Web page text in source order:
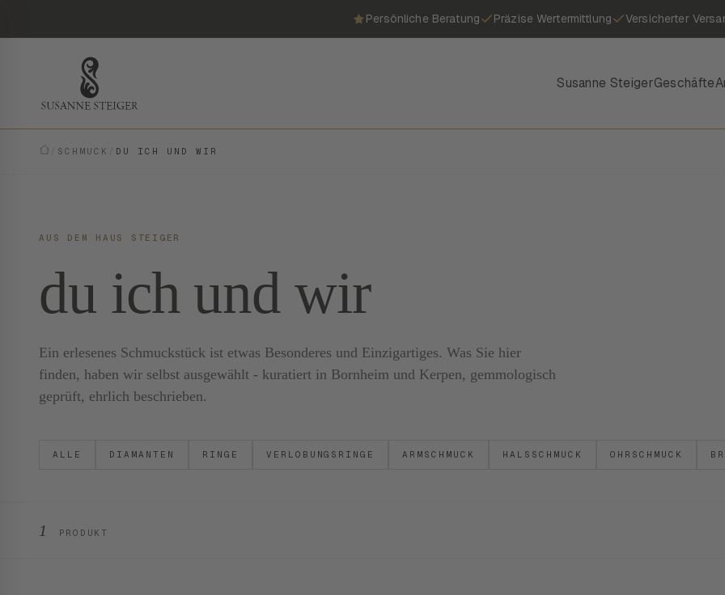
Persönliche Beratung Präzise Wertermittlung Versicherter
Susanne SteigerGeschäfte
SCHMUCK DU ICH UND WIR
AUS DEM HAUS STEIGER
du ich und wir
Ein erlesenes Schmuckstück ist etwas Besonderes und Einzigartiges. Was Sie hier
finden, haben wir selbst ausgewählt - kuratiert in Bornheim und Kerpen, gemmologisch
geprüft, ehrlich beschrieben.
ALLE DIAMANTEN RINGE VERLOBUNGSRINGE ARMSCHMUCK HALSSCHMUCK OHRSCHMUCK
1 PRODUKT